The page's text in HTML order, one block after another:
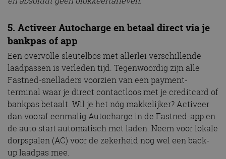
5. Activeer Autocharge en betaal direct via je
bankpas of app
Een overvolle sleutelbos met allerlei verschillende
laadpassen is verleden tijd. Tegenwoordig zijn alle
Fastned-snelladers voorzien van een payment-
terminal waar je direct contactloos met je creditcard of
bankpas betaalt. Wil je het nóg makkelijker? Activeer
dan vooraf eenmalig Autocharge in de Fastned-app en
de auto start automatisch met laden. Neem voor lokale
dorpspalen (AC) voor de zekerheid nog wel een back-
up laadpas mee.